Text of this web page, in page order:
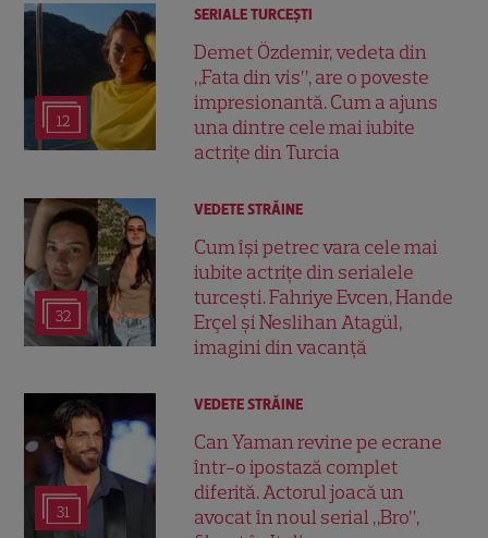
12
SERIALE TURCEŞTI
Demet Özdemir, vedeta din
„Fata din vis”, are o poveste
impresionantă. Cum a ajuns
una dintre cele mai iubite
actrițe din Turcia
32
VEDETE STRĂINE
Cum își petrec vara cele mai
iubite actrițe din serialele
turcești. Fahriye Evcen, Hande
Erçel și Neslihan Atagül,
imagini din vacanță
31
VEDETE STRĂINE
Can Yaman revine pe ecrane
într-o ipostază complet
diferită. Actorul joacă un
avocat în noul serial „Bro”,